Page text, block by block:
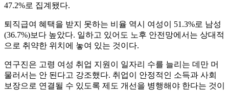
47.2%로 집계됐다.
퇴직급여 혜택을 받지 못하는 비율 역시 여성이 51.3%로 남성
(36.7%)보다 높았다. 일하고 있어도 노후 안전망에서는 상대적
으로 취약한 위치에 놓여 있는 것이다.
연구진은 고령 여성 취업 지원이 일자리 수를 늘리는 데만 머
물러서는 안 된다고 강조했다. 취업이 안정적인 소득과 사회
보장으로 연결될 수 있도록 제도 개선을 병행해야 한다는 것이